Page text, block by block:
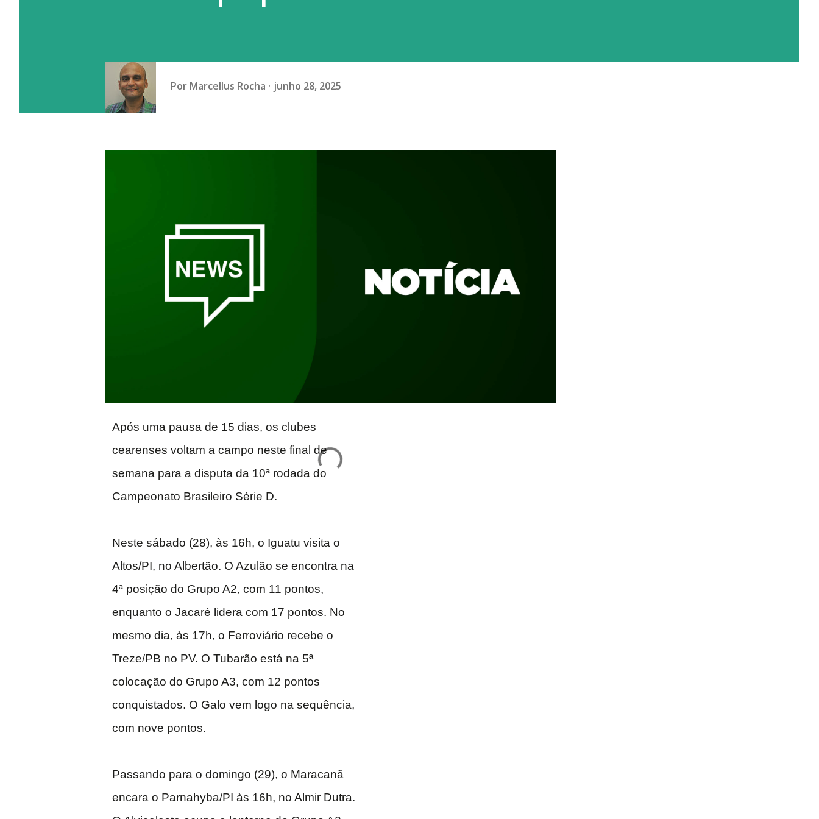
Por Marcellus Rocha junho 28, 2025
Após uma pausa de 15 dias, os clubes
cearenses voltam a campo neste final de
semana para a disputa da 10ª rodada do
Campeonato Brasileiro Série D.
Neste sábado (28), às 16h, o Iguatu visita o
Altos/PI, no Albertão. O Azulão se encontra na
4ª posição do Grupo A2, com 11 pontos,
enquanto o Jacaré lidera com 17 pontos. No
mesmo dia, às 17h, o Ferroviário recebe o
Treze/PB no PV. O Tubarão está na 5ª
colocação do Grupo A3, com 12 pontos
conquistados. O Galo vem logo na sequência,
com nove pontos.
Passando para o domingo (29), o Maracanã
encara o Parnahyba/PI às 16h, no Almir Dutra.